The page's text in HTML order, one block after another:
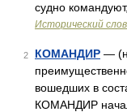
судно
Исторический
2 КОМАНДИР —
вошедших в
КОМАНДИР